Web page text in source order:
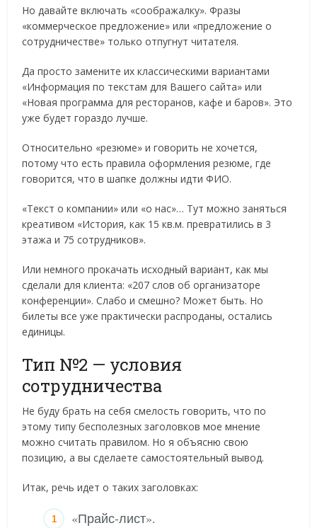
Но давайте включать «соображалку». Фразы
«коммерческое предложение» или «предложение о
сотрудничестве» только отпугнут читателя.
Да просто замените их классическими вариантами
«Информация по текстам для Вашего сайта» или
«Новая программа для ресторанов, кафе и баров». Это
уже будет гораздо лучше.
Относительно «резюме» и говорить не хочется,
потому что есть правила оформления резюме, где
говорится, что в шапке должны идти ФИО.
«Текст о компании» или «о нас»… Тут можно заняться
креативом «История, как 15 кв.м. превратились в 3
этажа и 75 сотрудников».
Или немного прокачать исходный вариант, как мы
сделали для клиента: «207 слов об организаторе
конференции». Слабо и смешно? Может быть. Но
билеты все уже практически распроданы, остались
единицы.
Тип №2 — условия
сотрудничества
Не буду брать на себя смелость говорить, что по
этому типу бесполезных заголовков мое мнение
можно считать правилом. Но я объясню свою
позицию, а вы сделаете самостоятельный вывод.
Итак, речь идет о таких заголовках:
«Прайс-лист».